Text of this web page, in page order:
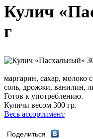
Кулич
г
маргарин, сахар, молоко
соль, дрожжи, ванилин,
Готов к употреблению.
Куличи весом 300 гр.
Весь ассортимент
Поделиться